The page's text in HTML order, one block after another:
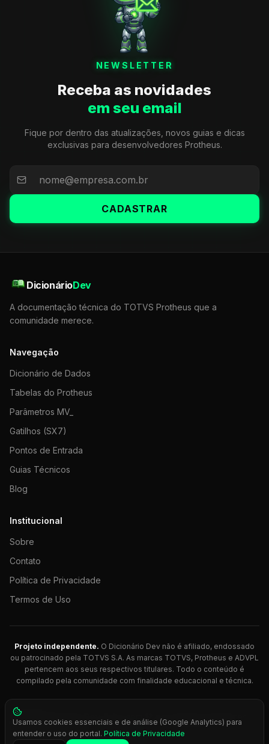
NEWSLETTER
Receba as novidades
em seu email
Fique por dentro das atualizações, novos guias e dicas
exclusivas para desenvolvedores Protheus.
CADASTRAR
DicionárioDev
A documentação técnica do TOTVS Protheus que a
comunidade merece.
Navegação
Dicionário de Dados
Tabelas do Protheus
Parâmetros MV_
Gatilhos (SX7)
Pontos de Entrada
Guias Técnicos
Blog
Institucional
Sobre
Contato
Política de Privacidade
Termos de Uso
Projeto independente. O Dicionário Dev não é afiliado, endossado
ou patrocinado pela TOTVS S.A. As marcas TOTVS, Protheus e ADVPL
pertencem aos seus respectivos titulares. Todo o conteúdo é
compilado pela comunidade com finalidade educacional e técnica.
© 2026 Dicionário Dev. Feito com 💚 para desenvolvedores
Protheus.
Press Ctrl+K
Usamos cookies essenciais e de análise (Google Analytics) para
entender o uso do portal. Política de Privacidade